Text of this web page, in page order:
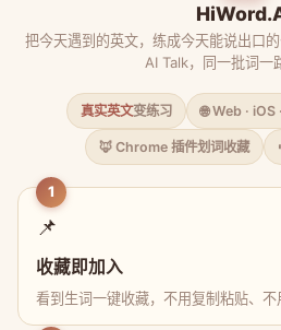
把今天遇到的英文，练成今天能说出口
AI Talk，同一批词一
真实英文变练习 🌐 Web ·
🦊 Chrome 插件划词收藏
1
📌
收藏即加入
看到生词一键收藏，不用复制粘贴、不